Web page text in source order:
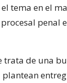
tema en el
penal
trata de una
plantean